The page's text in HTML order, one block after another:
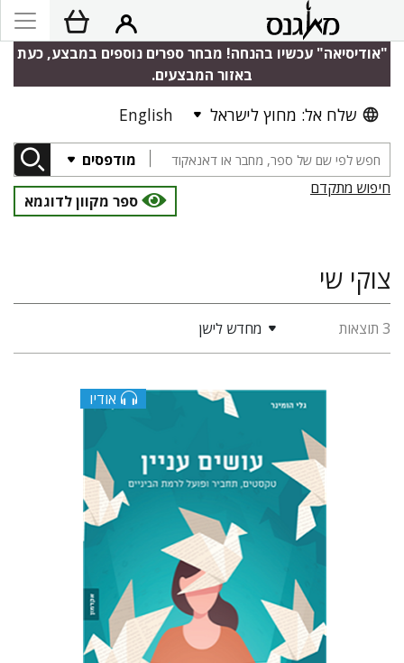
"אודיסיאה" עכשיו בהנחה! מבחר ספרים נוספים במבצע, כעת
באזור המבצעים.
שלח אל: מחוץ לישראל English
מודפסים
חיפוש מתקדם
ספר מקוון לדוגמא
צוקי שי
3 תוצאות מחדש לישן
אודיו